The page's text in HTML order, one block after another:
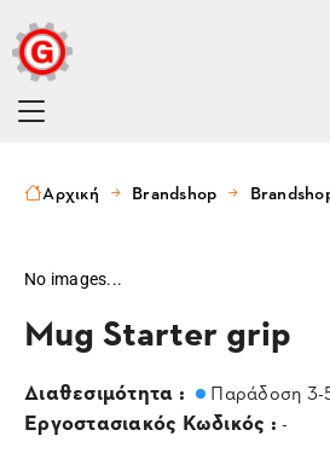
Αρχική Brandshop
No images...
Mug Starter grip
Διαθεσιμότητα : Παράδοση 3-
Εργοστασιακός Κωδικός : -